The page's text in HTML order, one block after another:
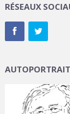
RÉSEAUX
AUTOPORTRAIT